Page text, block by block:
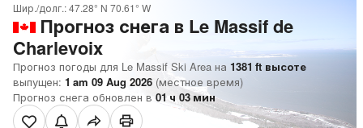
Шир./долг.:47.28° N 70.61° W
Прогноз снега в Le Massif de
Charlevoix
Прогноз погоды для Le Massif Ski Area на 1381 ft высоте
выпущен: 1 am 09 Aug 2026 (местное время)
Прогноз снега обновлен в 01ч 03 мин